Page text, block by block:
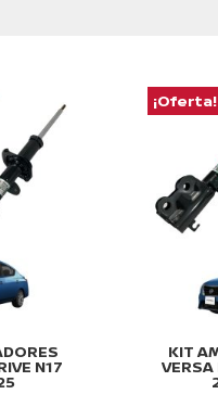
N17
¡Oferta!
KIT